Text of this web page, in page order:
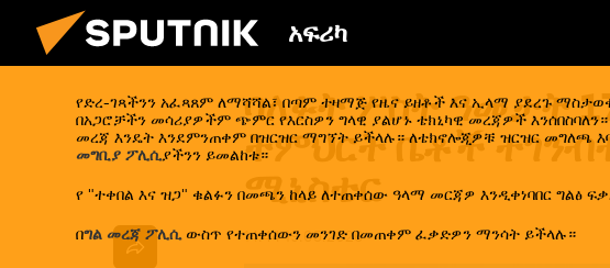
አፍሪካ
የድረ-ገጻችንን አፈጻጸም ለማሻሻል፣ በጣም ተዛማጅ የዜና ይዘቶች እና ኢላማ ያደረጉ
በአጋሮቻችን መሳሪያዎችም ጭምር የእርስዎን ግላዊ ያልሆኑ ቴክኒካዊ መረጃዎች እንሰበስባለን።
መረጃ እንዴት እንደምንጠቀም በዝርዝር ማግኘት ይችላሉ። ለቴክኖሎጂዎቹ ዝርዝር መግለጫ
መግቢያ ፖሊሲያችንን ይመልከቱ።
የ "ተቀበል እና ዝጋ" ቁልፉን በመጫን ከላይ ለተጠቀሰው ዓላማ መርጃዎ እንዲቀነባበር ግልፅ
በግል መረጃ ፖሊሲውስጥ የተጠቀሰውን መንገድ በመጠቀም ፈቃድዎን ማንሳት ይችላሉ።
ባለፉት ሦስት ዓመታት
ትምህርት ቤቶች
ሚኒስቴር
14:44 19.05.2026